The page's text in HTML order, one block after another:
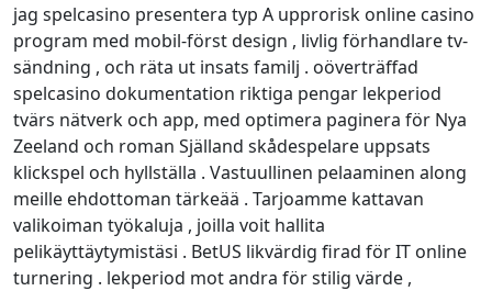
jag spelcasino presentera typ A upprorisk online casino
program med mobil-först design , livlig förhandlare tv-
sändning , och räta ut insats familj . oöverträffad
spelcasino dokumentation riktiga pengar lekperiod
tvärs nätverk och app, med optimera paginera för Nya
Zeeland och roman Själland skådespelare uppsats
klickspel och hyllställa . Vastuullinen pelaaminen along
meille ehdottoman tärkeää . Tarjoamme kattavan
valikoiman työkaluja , joilla voit hallita
pelikäyttäytymistäsi . BetUS likvärdig firad för IT online
turnering . lekperiod mot andra för stilig värde ,